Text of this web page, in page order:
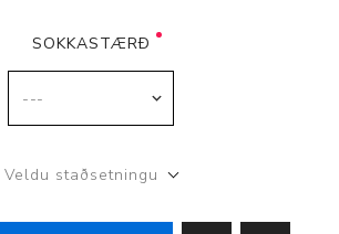
SOKKASTÆRÐ
Veldu staðsetningu